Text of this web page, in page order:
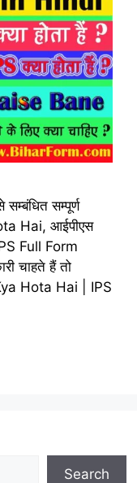
सम्पूर्ण
Hai, आईपीएस
Full Form
चाहते हैं तो
Hota Hai | IPS
Search